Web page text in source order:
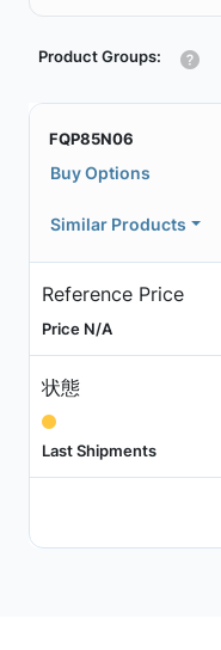
Product Groups:
FQP85N06
Buy Options
Similar Products
Reference Price
Price N/A
状態
Last Shipments